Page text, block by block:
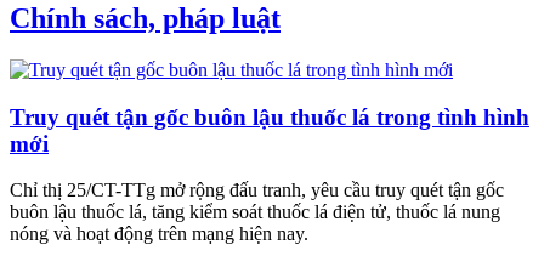
Chính sách, pháp luật
Truy quét tận gốc buôn lậu thuốc lá trong tình hình
mới
Chỉ thị 25/CT-TTg mở rộng đấu tranh, yêu cầu truy quét tận gốc
buôn lậu thuốc lá, tăng kiểm soát thuốc lá điện tử, thuốc lá nung
nóng và hoạt động trên mạng hiện nay.